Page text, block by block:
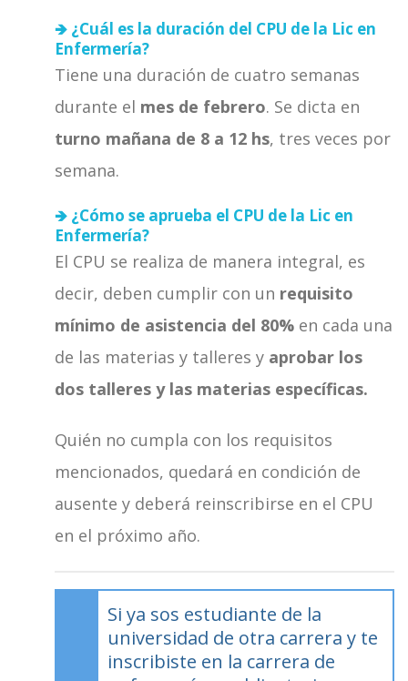
🡺 ¿Cuál es la duración del CPU de la Lic en
Enfermería?
Tiene una duración de cuatro semanas
durante el mes de febrero. Se dicta en
turno mañana de 8 a 12 hs, tres veces por
semana.
🡺 ¿Cómo se aprueba el CPU de la Lic en
Enfermería?
El CPU se realiza de manera integral, es
decir, deben cumplir con un requisito
mínimo de asistencia del 80% en cada una
de las materias y talleres y aprobar los
dos talleres y las materias específicas.
Quién no cumpla con los requisitos
mencionados, quedará en condición de
ausente y deberá reinscribirse en el CPU
en el próximo año.
Si ya sos estudiante de la
universidad de otra carrera y te
inscribiste en la carrera de